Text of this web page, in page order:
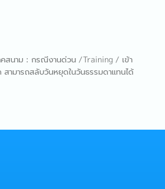
คสนาม : กรณีงานด่วน /Training / เข้า
ามารถสลับวันหยุดในวันธรรมดาแทนได้